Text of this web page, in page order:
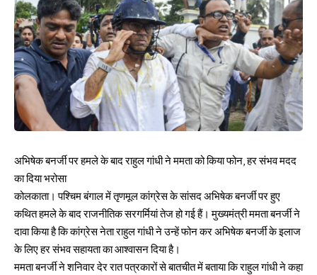
अभिषेक बनर्जी पर हमले के बाद राहुल गांधी ने ममता को किया फोन, हर संभव मदद
का दिया भरोसा
कोलकाता। पश्चिम बंगाल में तृणमूल कांग्रेस के सांसद अभिषेक बनर्जी पर हुए
कथित हमले के बाद राजनीतिक सरगर्मियां तेज हो गई हैं। मुख्यमंत्री ममता बनर्जी ने
दावा किया है कि कांग्रेस नेता राहुल गांधी ने उन्हें फोन कर अभिषेक बनर्जी के इलाज
के लिए हर संभव सहायता का आश्वासन दिया है।
ममता बनर्जी ने शनिवार देर रात पत्रकारों से बातचीत में बताया कि राहुल गांधी ने कहा